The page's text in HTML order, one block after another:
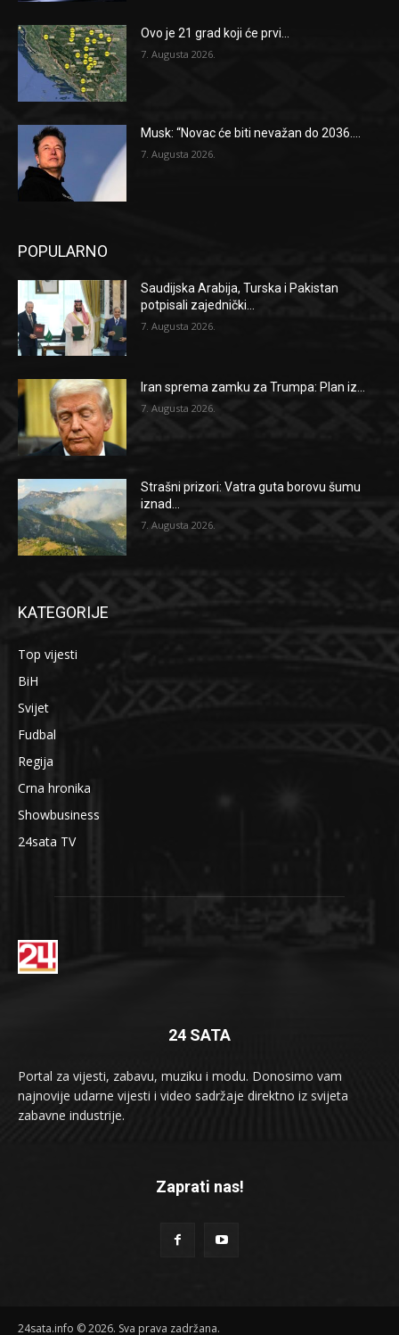
Ovo je 21 grad koji će prvi...
7. Augusta 2026.
Musk: “Novac će biti nevažan do 2036....
7. Augusta 2026.
POPULARNO
Saudijska Arabija, Turska i Pakistan
potpisali zajednički...
7. Augusta 2026.
Iran sprema zamku za Trumpa: Plan iz...
7. Augusta 2026.
Strašni prizori: Vatra guta borovu šumu
iznad...
7. Augusta 2026.
KATEGORIJE
Top vijesti
BiH
Svijet
Fudbal
Regija
Crna hronika
Showbusiness
24sata TV
24 SATA
Portal za vijesti, zabavu, muziku i modu. Donosimo vam
najnovije udarne vijesti i video sadržaje direktno iz svijeta
zabavne industrije.
Zaprati nas!
24sata.info © 2026. Sva prava zadržana.